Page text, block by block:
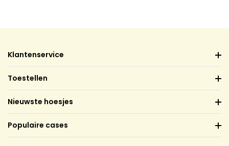
Klantenservice
Toestellen
Nieuwste hoesjes
Populaire cases